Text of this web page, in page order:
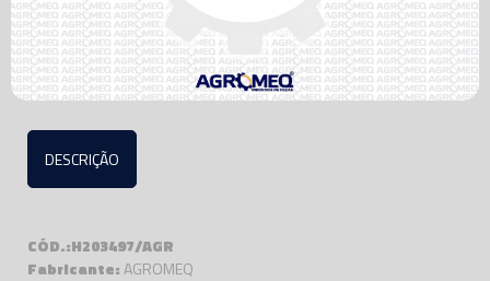
DESCRIÇÃO
CÓD.:H203497/AGR
Fabricante:AGROMEQ